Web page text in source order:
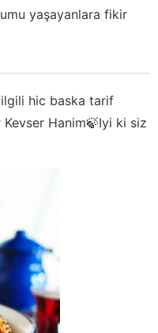
yaşayanlara fikir
hic baska tarif
Hanim🍃Iyi ki siz